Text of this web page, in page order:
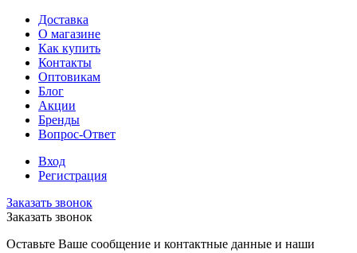
Доставка
О магазине
Как купить
Контакты
Оптовикам
Блог
Акции
Бренды
Вопрос-Ответ
Вход
Регистрация
Заказать звонок
Заказать звонок
Оставьте Ваше сообщение и контактные данные и наши